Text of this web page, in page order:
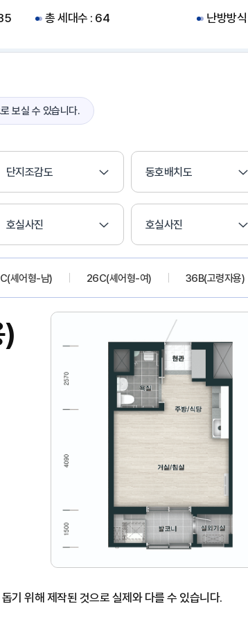
총 세대수 : 64 난방방
보실 수 있습니다.
단지조감도 동호배치도
호실사진 호실사진
셰어형-남) 26C(셰어형-여) 36B(고령자용)
기 위해 제작된 것으로 실제와 다를 수 있습니다.